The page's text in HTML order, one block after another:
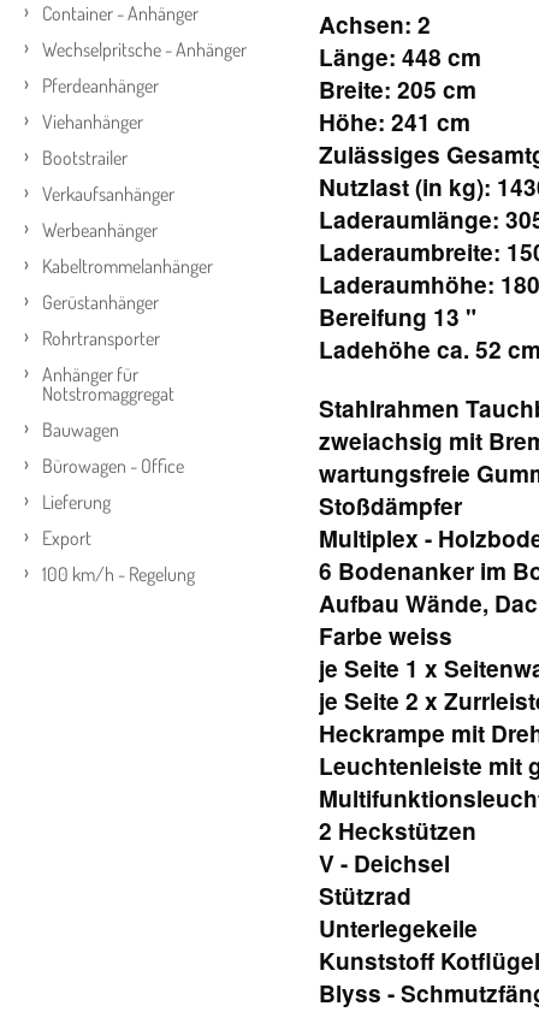
Container - Anhänger
Wechselpritsche - Anhänger
Pferdeanhänger
Viehanhänger
Bootstrailer
Verkaufsanhänger
Werbeanhänger
Kabeltrommelanhänger
Gerüstanhänger
Rohrtransporter
Anhänger für
Notstromaggregat
Bauwagen
Bürowagen - Office
Lieferung
Export
100 km/h - Regelung
Achsen: 2
Länge: 448 cm
Breite: 205 cm
Höhe: 241 cm
Zulässiges
Nutzlast (in kg):
Laderaumlänge:
Laderaumbreite:
Laderaumhöhe:
Bereifung 13 "
Ladehöhe ca. 52
Stahlrahmen
zweiachsig mit
wartungsfreie
Stoßdämpfer
Multiplex -
6 Bodenanker im
Aufbau Wände,
Farbe weiss
je Seite 1 x
je Seite 2 x
Heckrampe mit
Leuchtenleiste mit
2 Heckstützen
V - Deichsel
Stützrad
Unterlegekeile
Kunststoff Kotflügel
Blyss -